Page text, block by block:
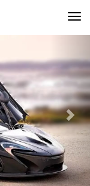
切
换
航